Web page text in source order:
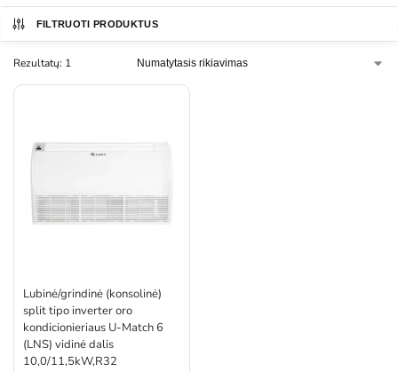
FILTRUOTI PRODUKTUS
Rezultatų: 1
Lubinė/grindinė (konsolinė)
split tipo inverter oro
kondicionieriaus U-Match 6
(LNS) vidinė dalis
10,0/11,5kW,R32